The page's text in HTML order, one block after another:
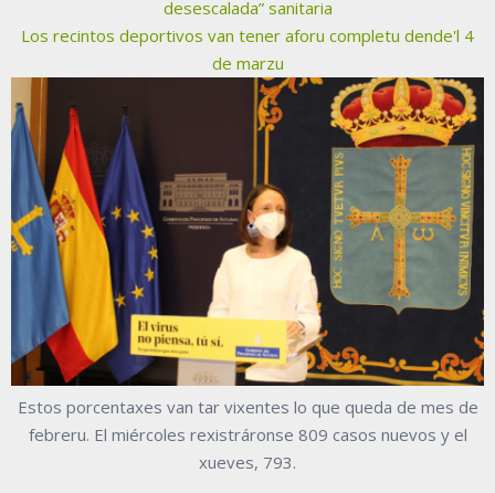
desescalada” sanitaria
Los recintos deportivos van tener aforu completu dende'l 4
de marzu
Estos porcentaxes van tar vixentes lo que queda de mes de
febreru. El miércoles rexistráronse 809 casos nuevos y el
xueves, 793.